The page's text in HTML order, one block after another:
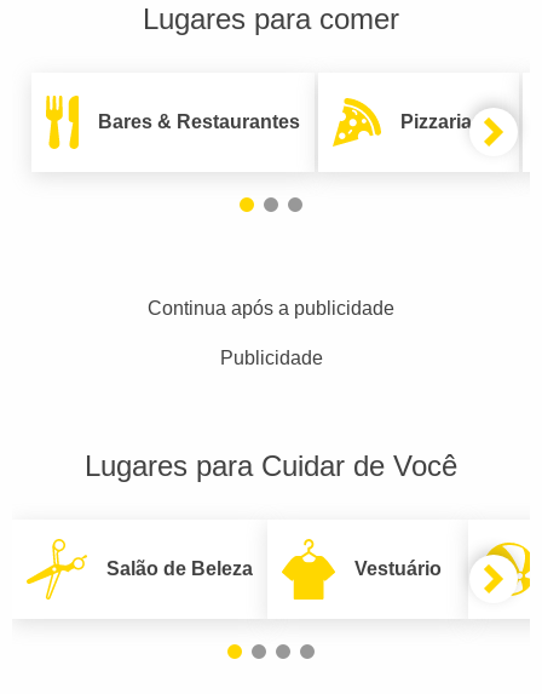
Lugares para comer
Bares & Restaurantes Pizzarias
Continua após a publicidade
Publicidade
Lugares para Cuidar de Você
Salão de Beleza Vestuário